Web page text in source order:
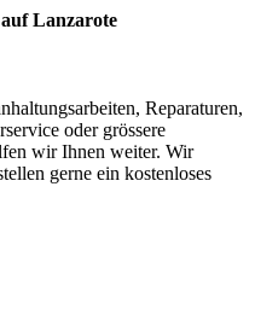
Lanzarote
Reparaturen,
oder grössere
wir Ihnen weiter. Wir
gerne ein kostenloses